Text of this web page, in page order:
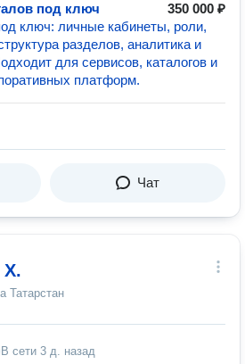
под ключ
350 000 ₽
ключ: личные кабинеты, роли,
разделов, аналитика и
для сервисов, каталогов и
платформ.
Чат
Х.
Татарстан
В сети 3 д. назад